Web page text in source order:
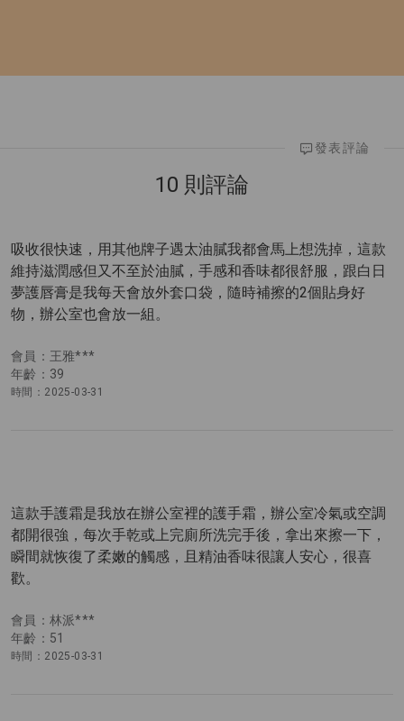
10 則評論
發表評論
會員：王雅***
年齡：39
時間：2025-03-31
吸收很快速，用其他牌子遇太油膩我都會馬上想洗掉，這款
維持滋潤感但又不至於油膩，手感和香味都很舒服，跟白日
夢護唇膏是我每天會放外套口袋，隨時補擦的2個貼身好
物，辦公室也會放一組。
會員：林派***
年齡：51
時間：2025-03-31
這款手護霜是我放在辦公室裡的護手霜，辦公室冷氣或空調
都開很強，每次手乾或上完廁所洗完手後，拿出來擦一下，
瞬間就恢復了柔嫩的觸感，且精油香味很讓人安心，很喜
歡。